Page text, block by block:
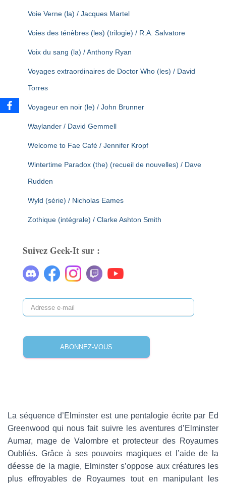
Voie Verne (la) / Jacques Martel
Voies des ténèbres (les) (trilogie) / R.A. Salvatore
Voix du sang (la) / Anthony Ryan
Voyages extraordinaires de Doctor Who (les) / David
Torres
Voyageur en noir (le) / John Brunner
Waylander / David Gemmell
Welcome to Fae Café / Jennifer Kropf
Wintertime Paradox (the) (recueil de nouvelles) / Dave
Rudden
Wyld (série) / Nicholas Eames
Zothique (intégrale) / Clarke Ashton Smith
Suivez Geek-It sur :
A
d
e
s
a
i
ABONNEZ-VOUS
La séquence d’Elminster est une pentalogie écrite par Ed
Greenwood qui nous fait suivre les aventures d’Elminster
Aumar, mage de Valombre et protecteur des Royaumes
Oubliés. Grâce à ses pouvoirs magiques et l’aide de la
déesse de la magie, Elminster s’oppose aux créatures les
plus effroyables de Royaumes tout en manipulant les